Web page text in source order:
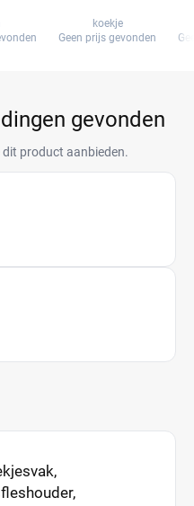
koekje
Geen prijs gevonden
gevonden
dit product aanbieden.